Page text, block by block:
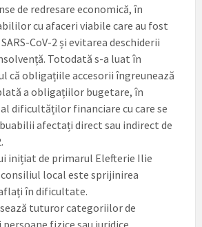
de redresare economică, în
cu afaceri viabile care au fost
CoV-2 și evitarea deschiderii
Totodată s-a luat în
că obligațiile accesorii îngreunează
a obligațiilor bugetare, în
dificultăților financiare cu care se
afectați direct sau indirect de
inițiat de primarul Elefterie Ilie
local este sprijinirea
în dificultate.
tuturor categoriilor de
fizice sau juridice,